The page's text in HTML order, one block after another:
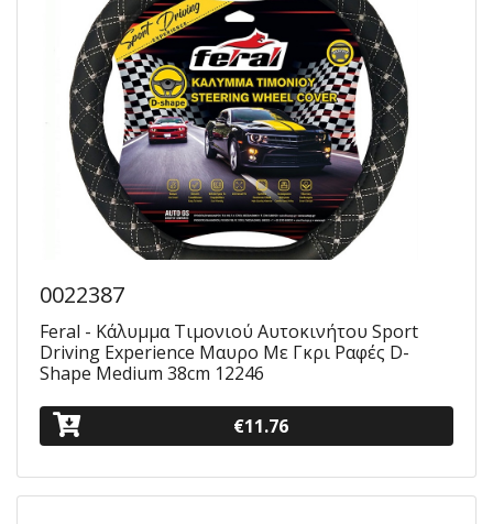
0022387
Feral - Κάλυμμα Τιμονιού Αυτοκινήτου Sport
Driving Experience Μαυρο Με Γκρι Ραφές D-
Shape Medium 38cm 12246
€11.76